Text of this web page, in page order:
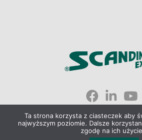
Scandinavian Express ©
Ta strona korzysta z ciasteczek aby
najwyższym poziomie. Dalsze
zgodę na ich użycie